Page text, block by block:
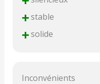
+stable
+solide
Inconvénients